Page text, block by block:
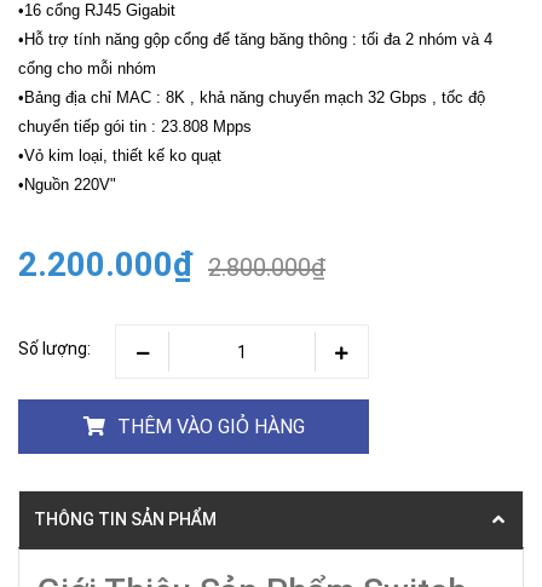
•16 cổng RJ45 Gigabit
•Hỗ trợ tính năng gộp cổng để tăng băng thông : tối đa 2 nhóm và 4
cổng cho mỗi nhóm
•Bảng địa chỉ MAC : 8K , khả năng chuyển mạch 32 Gbps , tốc độ
chuyển tiếp gói tin : 23.808 Mpps
•Vỏ kim loại, thiết kế ko quạt
•Nguồn 220V"
2.200.000₫ 2.800.000₫
Số lượng:
THÊM VÀO GIỎ HÀNG
THÔNG TIN SẢN PHẨM